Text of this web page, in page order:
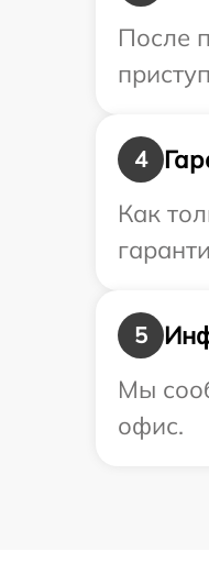
После
4
Как
5
Мы
офис.